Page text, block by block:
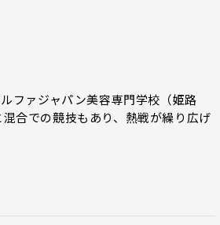
ファジャパン美容専門学校（姫路
合での競技もあり、熱戦が繰り広げ